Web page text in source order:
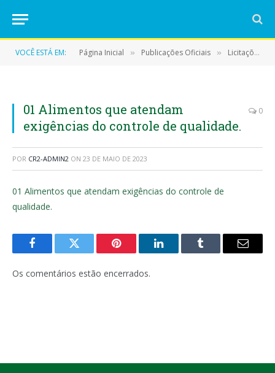
VOCÊ ESTÁ EM: Página Inicial » Publicações Oficiais » Licitações
01 Alimentos que atendam
exigências do controle de qualidade.
0
POR CR2-ADMIN2 ON 23 DE MAIO DE 2023
01 Alimentos que atendam exigências do controle de
qualidade.
FacebookTwitter Pinterest LinkedInTumblr
E-
Os comentários estão encerrados.